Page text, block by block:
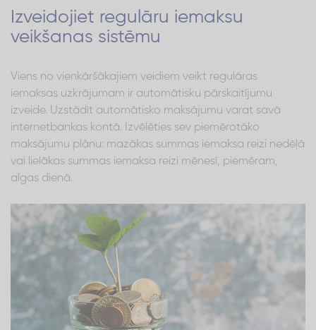
Izveidojiet regulāru iemaksu
veikšanas sistēmu
Viens no vienkāršākajiem veidiem veikt regulāras
iemaksas uzkrājumam ir automātisku pārskaitījumu
izveide. Uzstādīt automātisko maksājumu varat savā
internetbankas kontā. Izvēlēties sev piemērotāko
maksājumu plānu: mazākas summas iemaksa reizi nedēļā
vai lielākas summas iemaksa reizi mēnesī, piemēram,
algas dienā.